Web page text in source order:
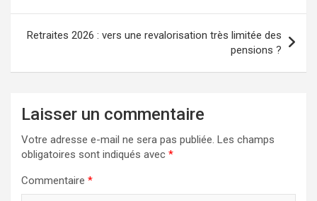
l’article
Retraites 2026 : vers une revalorisation très limitée des
pensions ?
Laisser un commentaire
Votre adresse e-mail ne sera pas publiée. Les champs
obligatoires sont indiqués avec *
Commentaire *